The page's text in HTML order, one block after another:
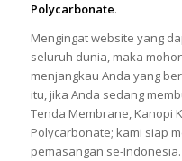
Polycarbonate.
Mengingat website yang
seluruh dunia, maka
menjangkau Anda yang
itu, jika Anda sedang
Tenda Membrane, Kanopi
Polycarbonate; kami siap
pemasangan se-